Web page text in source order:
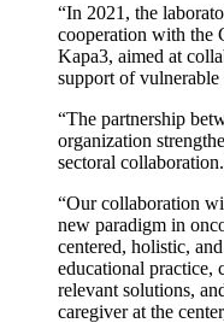
“In 2021, the
cooperation with the
Kapa3, aimed at
support of vulnerable
“The partnership
organization
sectoral
“Our collaboration
new paradigm in
centered, holistic,
educational practice,
relevant solutions,
caregiver at the